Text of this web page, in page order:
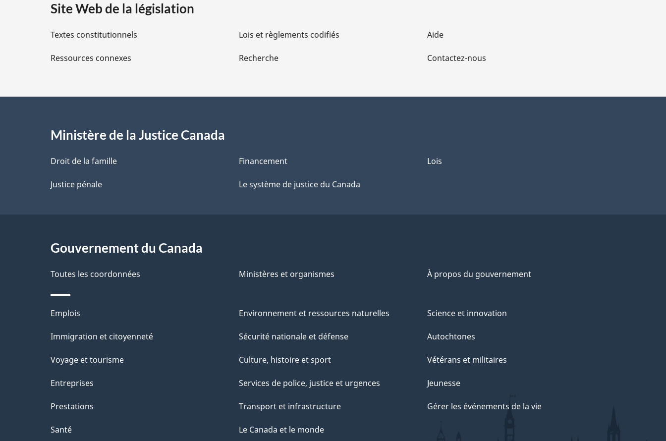
i
l
s
l
a
p
e
Site Web de la législation
Textes constitutionnels
Ressources connexes
Lois et règlements codifiés
Recherche
Aide
Contactez-nous
Ministère de la Justice Canada
Droit de la famille
Justice pénale
Financement
Le système de justice du Canada
Lois
Gouvernement du Canada
Toutes les coordonnées Ministères et organismes À propos du gouvernement
Thèmes
et
Emplois
Immigration et citoyenneté
Voyage et tourisme
Entreprises
Prestations
Santé
Environnement et ressources naturelles
Sécurité nationale et défense
Culture, histoire et sport
Services de police, justice et urgences
Transport et infrastructure
Le Canada et le monde
Science et innovation
Autochtones
Vétérans et militaires
Jeunesse
Gérer les événements de la vie